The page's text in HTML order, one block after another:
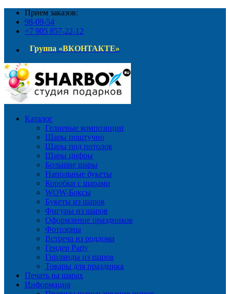
Прием заказов:
98-09-54
+7 905 857-22-12
Группа «ВКОНТАКТЕ»
Каталог
Гелиевые композиции
Шары поштучно
Шары под потолок
Шары цифры
Большие шары
Напольные букеты
Коробки с шарами
WOW-Боксы
Букеты из шаров
Фигуры из шаров
Оформление праздников
Фотозоны
Встреча из роддома
Гендер Party
Гирлянды из шаров
Товары для праздника
Печать на шарах
Информация